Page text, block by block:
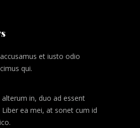
et iusto odio
qui.
alterum in, duo ad essent
ea mei, at sonet cum id